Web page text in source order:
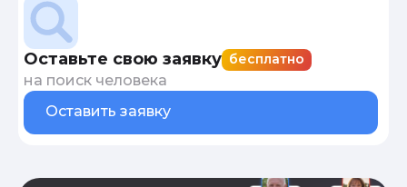
Оставьте свою заявку бесплатно
на поиск человека
Оставить заявку